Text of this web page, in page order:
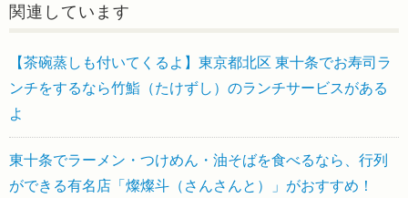
関連しています
【茶碗蒸しも付いてくるよ】東京都北区 東十条でお寿司ラ
ンチをするなら竹鮨（たけずし）のランチサービスがある
よ
東十条でラーメン・つけめん・油そばを食べるなら、行列
ができる有名店「燦燦斗（さんさんと）」がおすすめ！